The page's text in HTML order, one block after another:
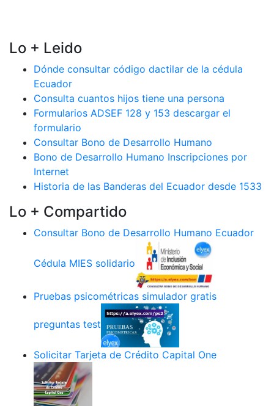
Lo + Leido
Dónde consultar código dactilar de la cédula
Ecuador
Consulta cuantos hijos tiene una persona
Formularios ADSEF 128 y 153 descargar el
formulario
Consultar Bono de Desarrollo Humano
Bono de Desarrollo Humano Inscripciones por
Internet
Historia de las Banderas del Ecuador desde 1533
Lo + Compartido
Consultar Bono de Desarrollo Humano Ecuador
Cédula MIES solidario
Pruebas psicométricas simulador gratis
preguntas test
Solicitar Tarjeta de Crédito Capital One